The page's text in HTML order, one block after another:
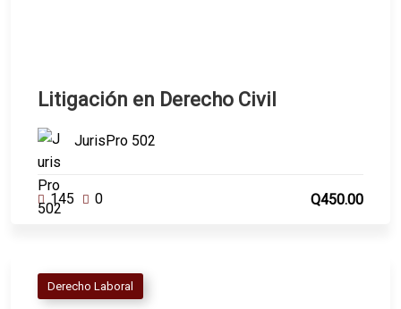
Litigación en Derecho Civil
JurisPro 502
145 0 Q450.00
Derecho Laboral